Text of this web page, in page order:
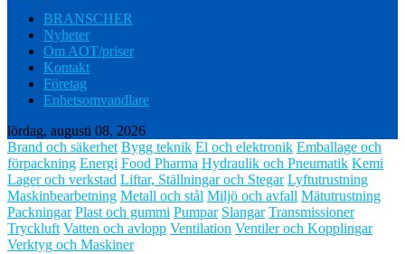
BRANSCHER
Nyheter
Om AOT/priser
Kontakt
Företag
Enhetsomvandlare
lördag, augusti 08, 2026
Brand och säkerhet Bygg teknik El och elektronik Emballage och
förpackning Energi Food Pharma Hydraulik och Pneumatik Kemi
Lager och verkstad Liftar, Ställningar och Stegar Lyftutrustning
Maskinbearbetning Metall och stål Miljö och avfall Mätutrustning
Packningar Plast och gummi Pumpar Slangar Transmissioner
Tryckluft Vatten och avlopp Ventilation Ventiler och Kopplingar
Verktyg och Maskiner